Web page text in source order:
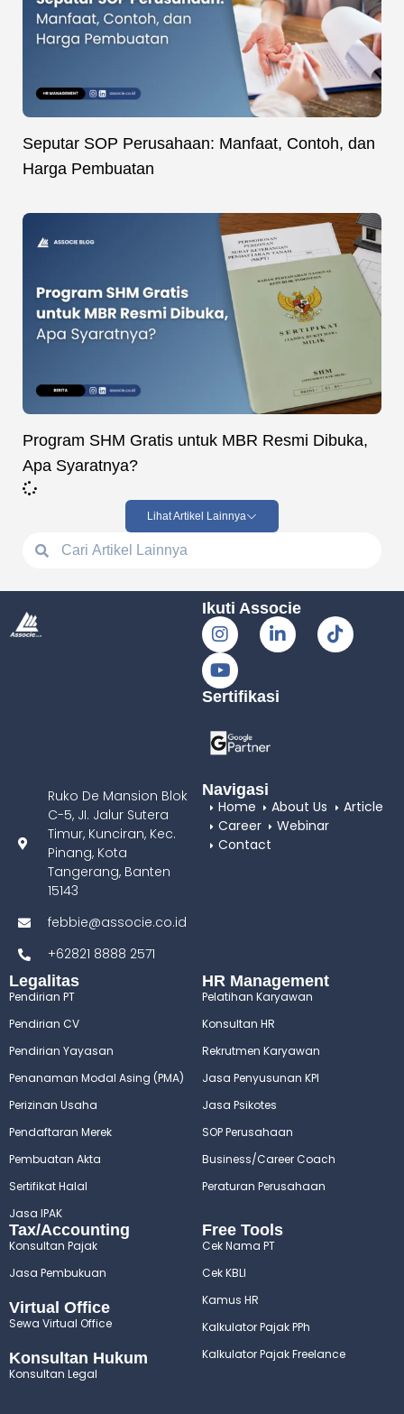
Seputar SOP Perusahaan: Manfaat, Contoh, dan
Harga Pembuatan
Program SHM Gratis untuk MBR Resmi Dibuka,
Apa Syaratnya?
Lihat Artikel Lainnya
Ruko De Mansion Blok
C-5, JI. Jalur Sutera
Timur, Kunciran, Kec.
Pinang, Kota
Tangerang, Banten
15143
febbie@associe.co.id
+62821 8888 2571
Ikuti Associe
Sertifikasi
Navigasi
Home
About Us
Article
Career
Webinar
Contact
Legalitas
Pendirian PT
Pendirian CV
Pendirian Yayasan
Penanaman Modal Asing (PMA)
Perizinan Usaha
Pendaftaran Merek
Pembuatan Akta
Sertifikat Halal
Jasa IPAK
HR Management
Pelatihan Karyawan
Konsultan HR
Rekrutmen Karyawan
Jasa Penyusunan KPI
Jasa Psikotes
SOP Perusahaan
Business/Career Coach
Peraturan Perusahaan
Tax/Accounting
Virtual Office
Sewa Virtual Office
Konsultan Hukum
Konsultan Pajak
Jasa Pembukuan
Konsultan Legal
Free Tools
Cek Nama PT
Cek KBLI
Kamus HR
Kalkulator Pajak PPh
Kalkulator Pajak Freelance